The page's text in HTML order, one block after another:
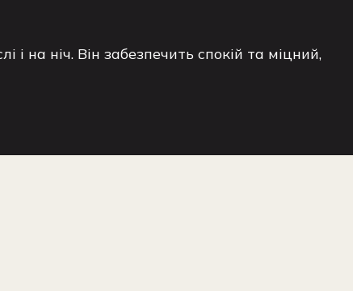
на ніч. Він забезпечить спокій та міцний,